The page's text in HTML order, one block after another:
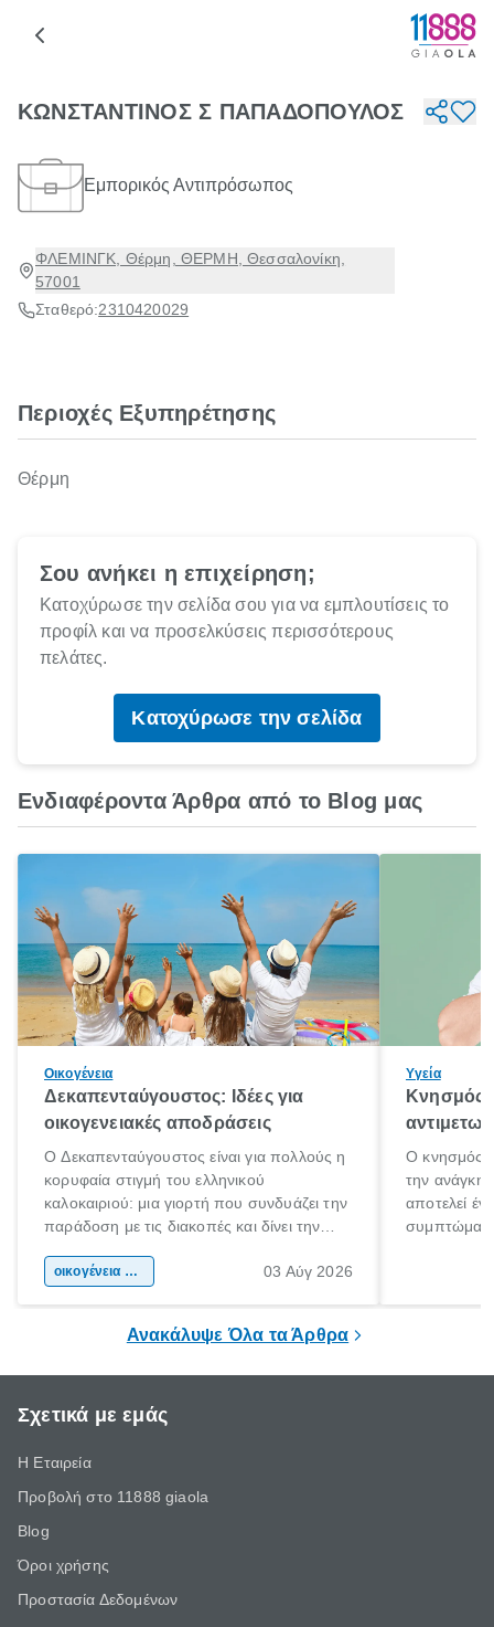
ΚΩΝΣΤΑΝΤΙΝΟΣ Σ ΠΑΠΑΔΟΠΟΥΛΟΣ
Εμπορικός Αντιπρόσωπος
ΦΛΕΜΙΝΓΚ, Θέρμη, ΘΕΡΜΗ, Θεσσαλονίκη,
57001
Σταθερό:2310420029
Περιοχές Εξυπηρέτησης
Θέρμη
Σου ανήκει η επιχείρηση;
Κατοχύρωσε την σελίδα σου για να εμπλουτίσεις το
προφίλ και να προσελκύσεις περισσότερους
πελάτες.
Κατοχύρωσε την σελίδα
Ενδιαφέροντα Άρθρα από το Blog μας
Οικογένεια
Δεκαπενταύγουστος: Ιδέες για
οικογενειακές αποδράσεις
Ο Δεκαπενταύγουστος είναι για πολλούς η
κορυφαία στιγμή του ελληνικού
καλοκαιριού: μια γιορτή που συνδυάζει την
παράδοση με τις διακοπές και δίνει την
χώρας. Είτε πρόκειται για λίγες μέρες
οικογένεια & παιδί 03 Αύγ 2026
Υγεία
Κνησμός:
Ο κνησμός
την ανάγκη
αποτελεί
Ανακάλυψε Όλα τα Άρθρα
Σχετικά με εμάς
Η Εταιρεία
Προβολή στο 11888 giaola
Blog
Όροι χρήσης
Προστασία Δεδομένων